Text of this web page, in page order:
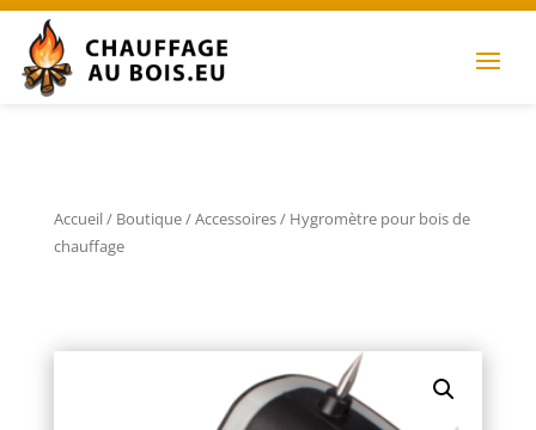
Accueil/ Boutique/Accessoires/ Hygromètre pour bois de
chauffage